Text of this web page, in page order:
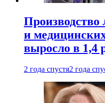
Производство
и
выросло в 1,4
2 года спустя2 года